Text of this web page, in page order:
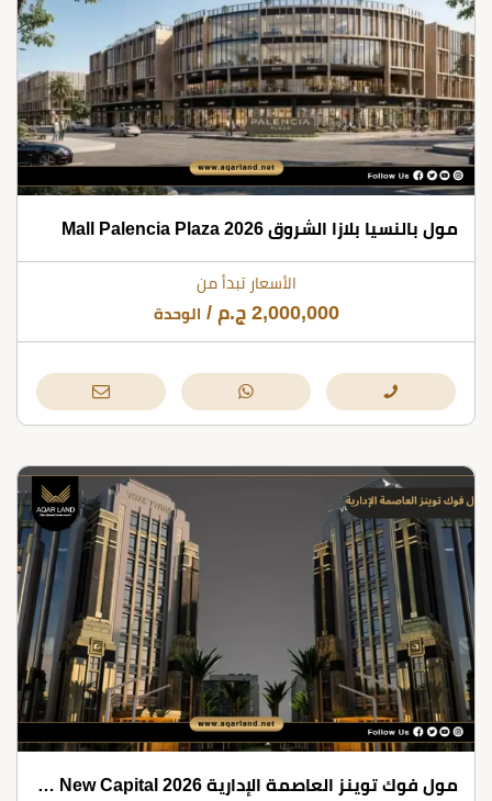
مول بالنسيا بلازا الشروق 2026 Mall Palencia Plaza
الأسعار تبدأ من
2,000,000 ج.م / الوحدة
مول فوك توينز العاصمة الإدارية 2026 VOKE TWINS MALL New Capital